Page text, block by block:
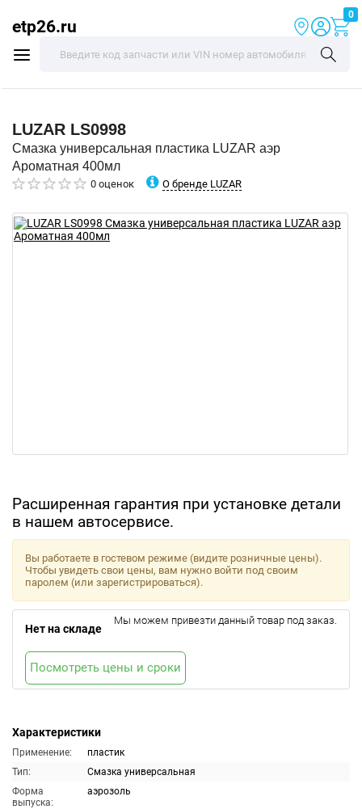
etp26.ru
0
LUZAR LS0998
Смазка универсальная пластика LUZAR аэр
Ароматная 400мл
0 оценок О бренде LUZAR
Расширенная гарантия при установке детали
в нашем автосервисе.
Характеристики
Применение:
пластик
Тип:
Смазка универсальная
Форма
выпуска:
аэрозоль
Вы работаете в гостевом режиме (видите розничные цены).
Чтобы увидеть свои цены, вам нужно войти под своим
паролем (или зарегистрироваться).
Нет на складе
Мы можем привезти данный товар под заказ.
Посмотреть цены и сроки